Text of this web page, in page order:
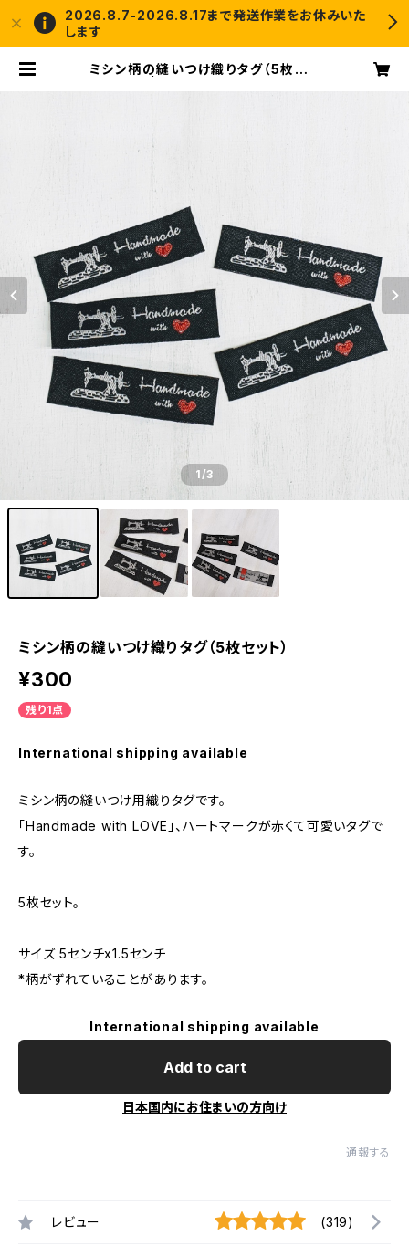
2026.8.7-2026.8.17まで発送作業をお休みいた
します
ミシン柄の縫いつけ織りタグ（5枚セッ
1/3
ミシン柄の縫いつけ織りタグ（5枚セット）
¥300
残り1点
International shipping available
ミシン柄の縫いつけ用織りタグです。
「Handmade with LOVE」、ハートマークが赤くて可愛いタグで
す。
5枚セット。
サイズ 5センチx1.5センチ
*柄がずれていることがあります。
International shipping available
Add to cart
日本国内にお住まいの方向け
通報する
レビュー (319)